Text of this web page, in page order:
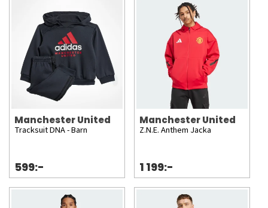
Manchester United
Tracksuit DNA - Barn
599:-
Manchester United
Z.N.E. Anthem Jacka
1 199:-